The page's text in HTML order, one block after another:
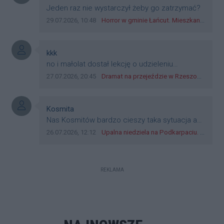
Treść komentarza:
Jeden raz nie wystarczył żeby go zatrzymać?
Data dodania komentarza:
29.07.2026, 10:48 Źródło komentarza:
Horror w gminie Łańcut. Mieszkaniec Rzeszowa terroryzował rodzinę nożem i zaatakował policjantów! [VIDEO]
Autor komentarza:
kkk
Treść komentarza:
no i małolat dostał lekcję o udzieleniu
pierwszeństwa
Data dodania komentarza:
27.07.2026, 20:45 Źródło komentarza:
Dramat na przejeździe w Rzeszowie. 16-latek na hulajnodze wjechał wprost pod szynobus
Autor komentarza:
Kosmita
Treść komentarza:
Nas Kosmitów bardzo cieszy taka sytuacja a
już szczególnie, gdy bez wysiłku i nakładów
będzie od TATER do BAŁTYKU i do ODRY do
Data dodania komentarza:
26.07.2026, 12:12 Źródło komentarza:
Upalna niedziela na Podkarpaciu. Synoptycy zapowiadają 30°C w części regionu
REKLAMA